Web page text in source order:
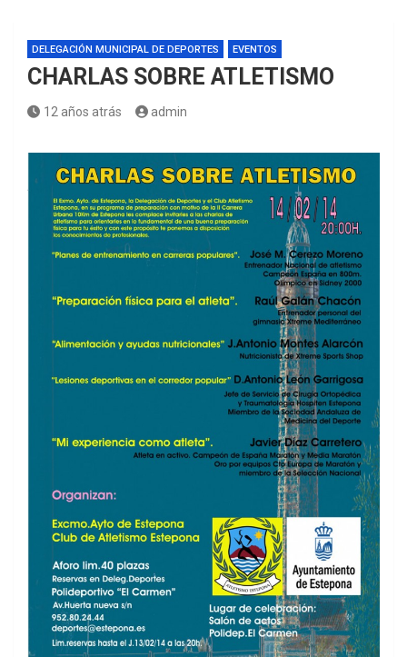
DELEGACIÓN MUNICIPAL DE DEPORTES EVENTOS
CHARLAS SOBRE ATLETISMO
12 años atrás admin